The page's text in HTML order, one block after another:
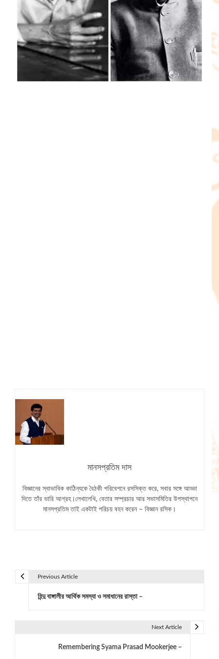
মানসপ্রতিম দাস
বিজ্ঞানের স্বাভাবিক কাঠিন্যকে বৈঠকী পরিবেশনে রসসিক্ত করে, সবার সঙ্গে আড্ডা
দিতে তাঁর ভারি আগ্রহ।লেখালেখি, বেতার সম্প্রচার আর সভাসমিতির উপস্থাপনে
মানসপ্রতিম তাই একটাই পরিচয় বহন করেন – বিজ্ঞান রসিক।
Previous Article
হিন্দু বাঙ্গালীর আর্থিক সমস্যা ও সমাধানের রাস্তা –
Next Article
Remembering Syama Prasad Mookerjee –